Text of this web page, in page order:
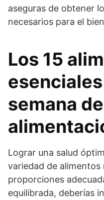
aseguras de obtener
necesarios para el
Los 15
semana de
Lograr una salud
variedad de
proporciones
equilibrada, deberías